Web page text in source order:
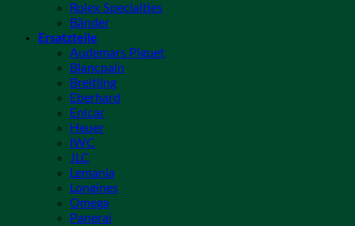
Rolex Specialties
Bänder
Ersatzteile
Audemars Piguet
Blancpain
Breitling
Eberhard
Enicar
Heuer
IWC
JLC
Lemania
Longines
Omega
Panerai